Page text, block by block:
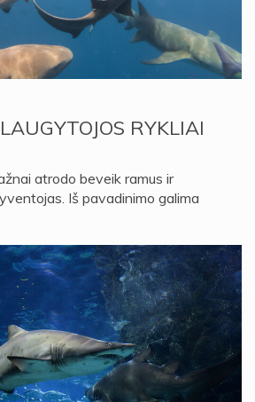
RYKLIAI
atrodo beveik ramus ir
Iš pavadinimo galima